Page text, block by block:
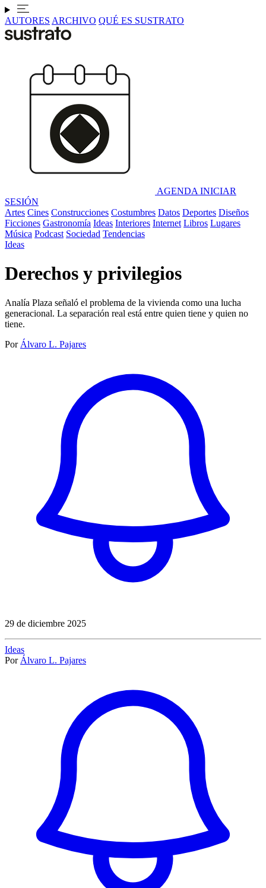
AUTORES ARCHIVO QUÉ ES SUSTRATO
AGENDA INICIAR
SESIÓN
Artes Cines Construcciones Costumbres Datos Deportes Diseños
Ficciones Gastronomía Ideas Interiores Internet Libros Lugares
Música Podcast Sociedad Tendencias
Ideas
Derechos y privilegios
Analía Plaza señaló el problema de la vivienda como una lucha
generacional. La separación real está entre quien tiene y quien no
tiene.
Por Álvaro L. Pajares
29 de diciembre 2025
Ideas
Por Álvaro L. Pajares